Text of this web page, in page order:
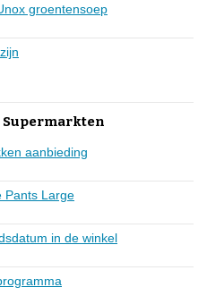
groentensoep
aanbieding
Pants Large
in de winkel